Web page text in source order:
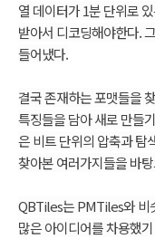
열 데이터가 1분 단위로
받아서 디코딩해야한다.
들어냈다.
결국 존재하는 포맷들을
특징들을 담아 새로 만들
은 비트 단위의 압축과 탐
찾아본 여러가지들을 바
QBTiles는 PMTiles와 비
많은 아이디어를 차용했